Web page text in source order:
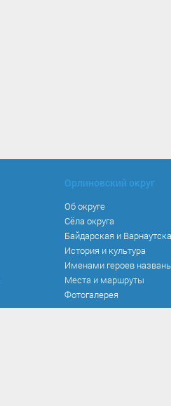
Орлиновский округ
Об округе
Сёла округа
Байдарская и
История и культура
Именами героев
Места и маршруты
Фотогалерея